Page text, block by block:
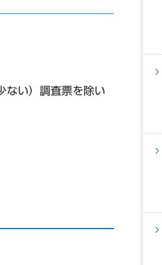
い）調査票を除い